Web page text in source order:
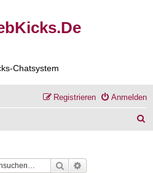
Chatsystem
Anmelden
Registrieren
Suche